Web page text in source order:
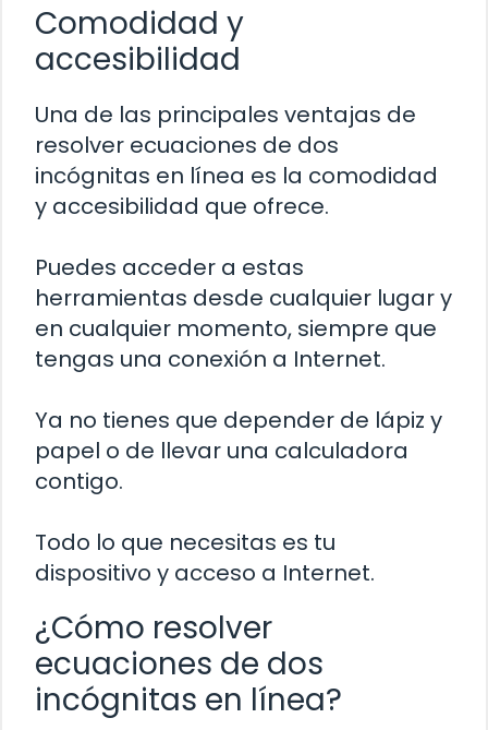
Comodidad y
accesibilidad
Una de las principales ventajas de
resolver ecuaciones de dos
incógnitas en línea es la comodidad
y accesibilidad que ofrece.
Puedes acceder a estas
herramientas desde cualquier lugar y
en cualquier momento, siempre que
tengas una conexión a Internet.
Ya no tienes que depender de lápiz y
papel o de llevar una calculadora
contigo.
Todo lo que necesitas es tu
dispositivo y acceso a Internet.
¿Cómo resolver
ecuaciones de dos
incógnitas en línea?